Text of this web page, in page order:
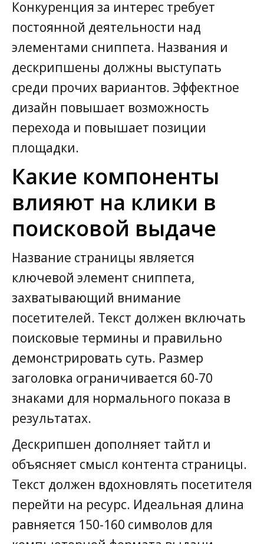
Конкуренция за интерес требует
постоянной деятельности над
элементами сниппета. Названия и
дескрипшены должны выступать
среди прочих вариантов. Эффектное
дизайн повышает возможность
перехода и повышает позиции
площадки.
Какие компоненты
влияют на клики в
поисковой выдаче
Название страницы является
ключевой элемент сниппета,
захватывающий внимание
посетителей. Текст должен включать
поисковые термины и правильно
демонстрировать суть. Размер
заголовка ограничивается 60-70
знаками для нормального показа в
результатах.
Дескрипшен дополняет тайтл и
объясняет смысл контента страницы.
Текст должен вдохновлять посетителя
перейти на ресурс. Идеальная длина
равняется 150-160 символов для